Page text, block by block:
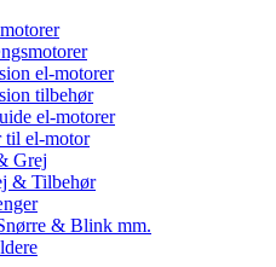
el-motorer
tilbehør
el-motorer
til el-motor
Grej
& Tilbehør
& Blink mm.